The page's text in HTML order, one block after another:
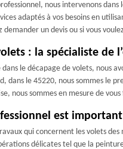
nous intervenons
adaptés à vos besoins en
demander un devis ou si vous
: la spécialiste de
le décapage de volets, nous
dans le 45220, nous sommes le
nous sommes en mesure de
est
qui concernent les volets
délicates tel que la